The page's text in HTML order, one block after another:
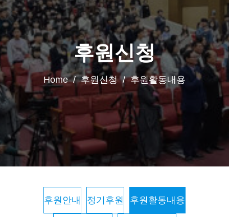
기
후원신청
Home / 후원신청 / 후원활동내용
후원안내 정기후원 후원활동내용